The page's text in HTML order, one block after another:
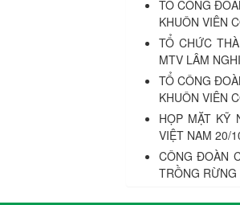
TỔ CÔNG
KHUÔN VIÊN
TỔ CHỨC
MTV LÂM
TỔ CÔNG
KHUÔN VIÊN
HỌP MẶT KỸ
VIỆT NAM 20/
CÔNG ĐOÀN
TRỒNG